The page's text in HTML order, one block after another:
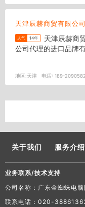
天津辰赫商贸有限公司
人气 14年
公司代理的进口品牌
地区:天津 电话: 189-
关于我们 服务介绍
业务联系/技术支持
公司名称：广东金蜘蛛电脑
联系电话：020-